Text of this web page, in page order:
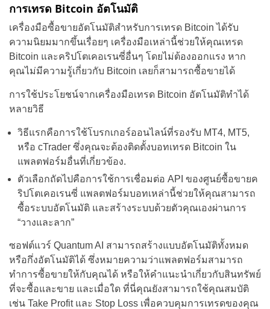
การเทรด Bitcoin อัตโนมัติ
เครื่องมือซื้อขายอัตโนมัติสำหรับการเทรด Bitcoin ได้รับ
ความนิยมมากขึ้นเรื่อยๆ เครื่องมือเหล่านี้ช่วยให้คุณเทรด
Bitcoin และคริปโตเคอเรนซี่อื่นๆ โดยไม่ต้องออกแรง หาก
คุณไม่มีความรู้เกี่ยวกับ Bitcoin เลยก็สามารถซื้อขายได้
การใช้ประโยชน์จากเครื่องมือเทรด Bitcoin อัตโนมัติทำได้
หลายวิธี
วิธีแรกคือการใช้โบรกเกอร์ออนไลน์ที่รองรับ MT4, MT5,
หรือ cTrader ซึ่งคุณจะต้องติดตั้งบอทเทรด Bitcoin ใน
แพลตฟอร์มอื่นที่เกี่ยวข้อง.
ตัวเลือกถัดไปคือการใช้การเชื่อมต่อ API ของศูนย์ซื้อขายค
ริปโตเคอเรนซี่ แพลตฟอร์มบอทเหล่านี้ช่วยให้คุณสามารถ
ซื้อระบบอัตโนมัติ และสร้างระบบด้วยตัวคุณเองผ่านการ
“วางและลาก”
ซอฟต์แวร์ Quantum AI สามารถสร้างแบบอัตโนมัติทั้งหมด
หรือกึ่งอัตโนมัติได้ ซึ่งหมายความว่าแพลตฟอร์มสามารถ
ทำการซื้อขายให้กับคุณได้ หรือให้คำแนะนำเกี่ยวกับสินทรัพย์
ที่จะซื้อและขาย และเมื่อใด ที่นี่คุณยังสามารถใช้คุณสมบัติ
เช่น Take Profit และ Stop Loss เพื่อควบคุมการเทรดของคุณ